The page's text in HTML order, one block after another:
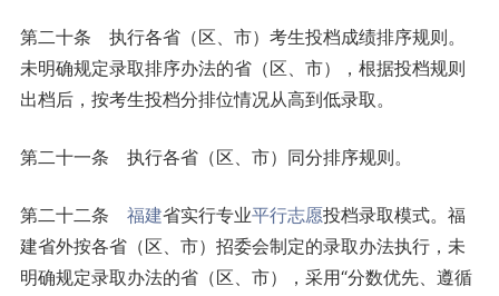
第二十条 执行各省（区、市）考生投档成绩排序规则。
未明确规定录取排序办法的省（区、市），根据投档规则
出档后，按考生投档分排位情况从高到低录取。
第二十一条 执行各省（区、市）同分排序规则。
第二十二条 福建省实行专业平行志愿投档录取模式。福
建省外按各省（区、市）招委会制定的录取办法执行，未
明确规定录取办法的省（区、市），采用“分数优先、遵循